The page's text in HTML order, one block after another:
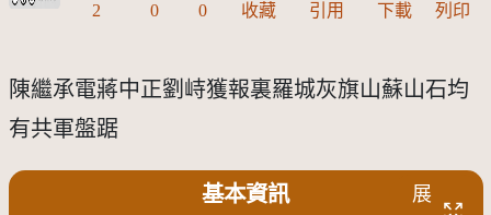
2 0 0 收藏 引用 下載 列印
陳繼承電蔣中正劉峙獲報裏羅城灰旗山蘇山石均
有共軍盤踞
基本資訊
展